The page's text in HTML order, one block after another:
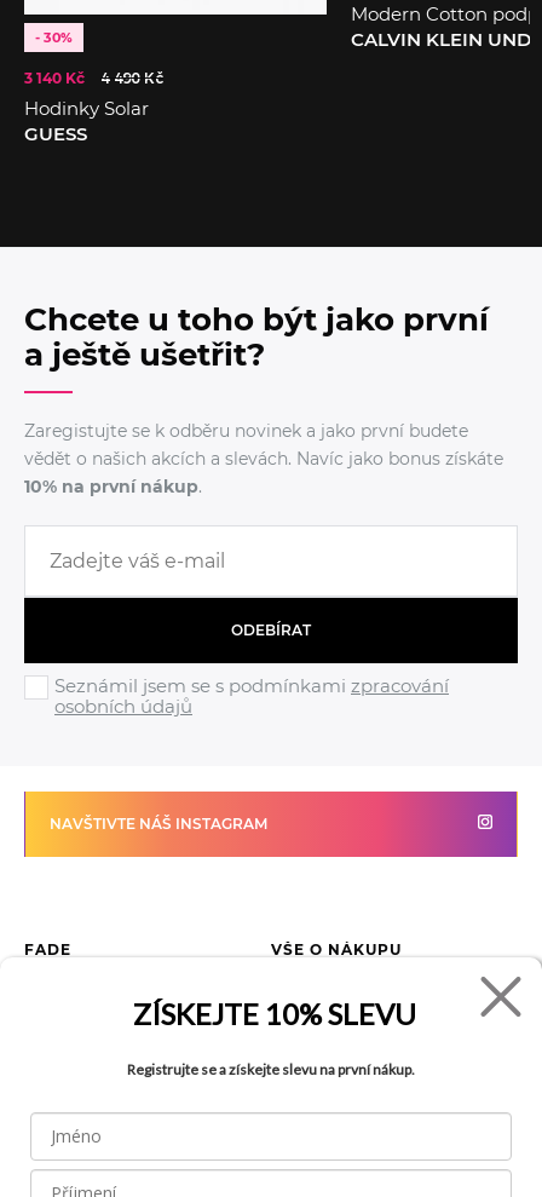
- 30%
3 140 Kč 4 490 Kč
Hodinky Solar
GUESS
Modern Cotton
CALVIN KLEIN
Chcete u toho být jako první
a ještě ušetřit?
Zaregistujte se k odběru novinek a jako první budete
vědět o našich akcích a slevách. Navíc jako bonus získáte
10% na první nákup.
ODEBÍRAT
Seznámil jsem se s podmínkami zpracování
osobních údajů
NAVŠTIVTE NÁŠ INSTAGRAM
FADE
Blog
VŠE O NÁKUPU
Jak reklamovat zboží
Tabulka velikostí
Recyklace
ZÍSKEJTE 10% SLEVU
Registrujte se a získejte slevu na první nákup.